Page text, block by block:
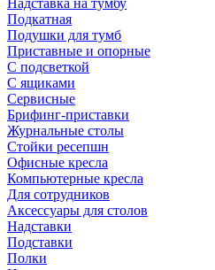
Надставка на тумбу
Подкатная
Подушки для тумб
Приставные и опорные
С подсветкой
С ящиками
Сервисные
Брифинг-приставки
Журнальные столы
Стойки ресепшн
Офисные кресла
Компьютерные кресла
Для сотрудников
Аксессуары для столов
Надставки
Подставки
Полки